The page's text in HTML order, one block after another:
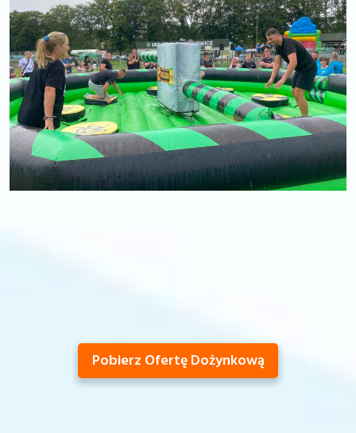
Pobierz Ofertę Dożynkową